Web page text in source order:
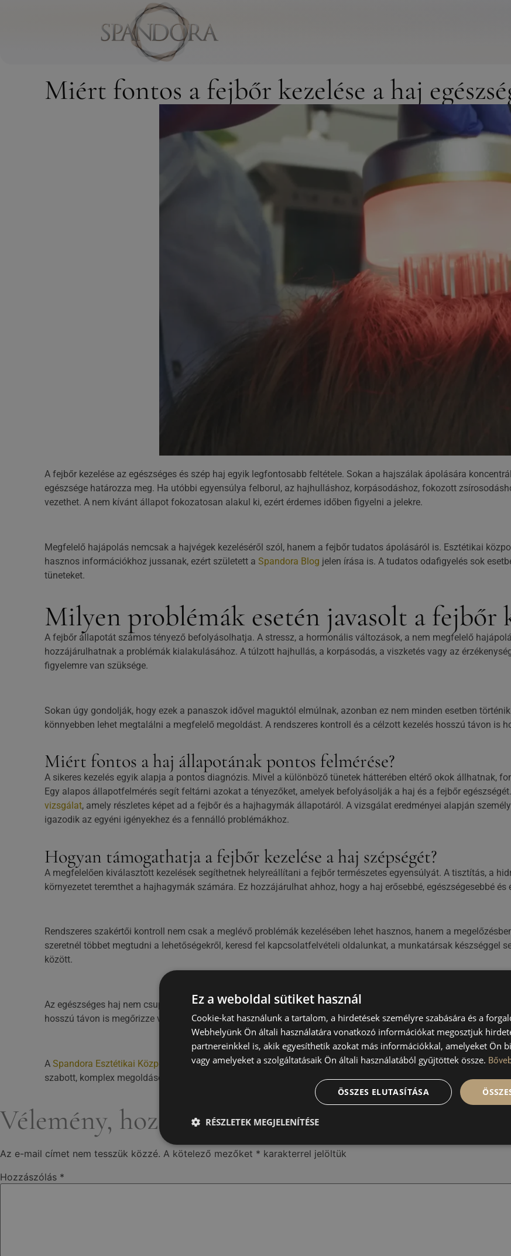
Miért fontos a fejbőr kezelése a haj
A fejbőr kezelése az egészséges és szép haj egyik legfontosabb feltétele. Sokan a hajszálak ápolására
egészsége határozza meg. Ha utóbbi egyensúlya felborul, az hajhulláshoz, korpásodáshoz, fokozott
vezethet. A nem kívánt állapot fokozatosan alakul ki, ezért érdemes időben figyelni a jelekre.
Megfelelő hajápolás nemcsak a hajvégek kezeléséről szól, hanem a fejbőr tudatos ápolásáról is. Esztétikai
hasznos információkhoz jussanak, ezért született a Spandora Blog jelen írása is. A tudatos odafigyelés sok
tüneteket.
Milyen problémák esetén javasolt a fejbőr
A fejbőr állapotát számos tényező befolyásolhatja. A stressz, a hormonális változások, a nem megfelelő
hozzájárulhatnak a problémák kialakulásához. A túlzott hajhullás, a korpásodás, a viszketés vagy az
figyelemre van szüksége.
Sokan úgy gondolják, hogy ezek a panaszok idővel maguktól elmúlnak, azonban ez nem minden esetben
könnyebben lehet megtalálni a megfelelő megoldást. A rendszeres kontroll és a célzott kezelés hosszú távon is
Miért fontos a haj állapotának pontos felmérése?
A sikeres kezelés egyik alapja a pontos diagnózis. Mivel a különböző tünetek hátterében eltérő okok állhatnak,
Egy alapos állapotfelmérés segít feltárni azokat a tényezőket, amelyek befolyásolják a haj és a fejbőr
vizsgálat, amely részletes képet ad a fejbőr és a hajhagymák állapotáról. A vizsgálat eredményei alapján
igazodik az egyéni igényekhez és a fennálló problémákhoz.
Hogyan támogathatja a fejbőr kezelése a haj szépségét?
A megfelelően kiválasztott kezelések segíthetnek helyreállítani a fejbőr természetes egyensúlyát. A tisztítás, a
környezetet teremthet a hajhagymák számára. Ez hozzájárulhat ahhoz, hogy a haj erősebbé, egészségesebbé és
Rendszeres szakértői kontroll nem csak a meglévő problémák kezelésében lehet hasznos, hanem a
szeretnél többet megtudni a lehetőségekről, keresd fel kapcsolatfelvételi oldalunkat, a munkatársak készséggel
között.
Az egészséges haj nem csupán genetikai adottság kérdése. A fejbőr megfelelő ápolásával és a szakértői
hosszú távon is megőrizze vitalitását, erejét és természetes szépségét.
ASpandora Esztétikai Központ
a haj és a fejbőr egészségének támogatása mellett számos korszerű
szabott, komplex megoldásokkal érhesd el szépségápolási céljaidat, megőrizhesd tested fiatalos üdeségét a
Vélemény, hozzászólás?
Az e-mail címet nem tesszük közzé. A kötelező mezőket * karakterrel jelöltük
Hozzászólás *
Ez a weboldal sütiket használ
Cookie-kat használunk a tartalom, a hirdetések személyre szabására és a
Webhelyünk Ön általi használatára vonatkozó információkat megosztjuk
partnereinkkel is, akik egyesíthetik azokat más információkkal, amelyeket Ön
vagy amelyeket a szolgáltatásaik Ön általi használatából gyűjtöttek össze.
ÖSSZES ELUTASÍTÁSA
RÉSZLETEK MEGJELENÍTÉSE